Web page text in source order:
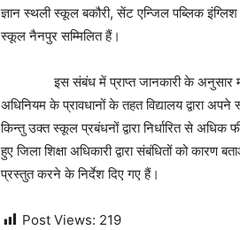
ज्ञान स्थली स्कूल बकौरी, सेंट एन्जिल पब्लिक
स्कूल नैनपुर सम्मिलित हैं।
इस संबंध में प्राप्त जानकारी के अनुसार
अधिनियम के प्रावधानों के तहत विद्यालय द्वारा
किन्तु उक्त स्कूल प्रबंधनों द्वारा निर्धारित से
हुए जिला शिक्षा अधिकारी द्वारा संबंधितों को
प्रस्तुत करने के निर्देश दिए गए हैं।
Post Views: 219